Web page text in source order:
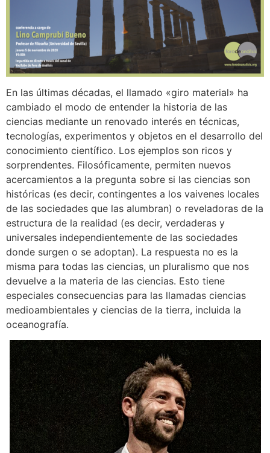
En las últimas décadas, el llamado «giro material» ha
cambiado el modo de entender la historia de las
ciencias mediante un renovado interés en técnicas,
tecnologías, experimentos y objetos en el desarrollo del
conocimiento científico. Los ejemplos son ricos y
sorprendentes. Filosóficamente, permiten nuevos
acercamientos a la pregunta sobre si las ciencias son
históricas (es decir, contingentes a los vaivenes locales
de las sociedades que las alumbran) o reveladoras de la
estructura de la realidad (es decir, verdaderas y
universales independientemente de las sociedades
donde surgen o se adoptan). La respuesta no es la
misma para todas las ciencias, un pluralismo que nos
devuelve a la materia de las ciencias. Esto tiene
especiales consecuencias para las llamadas ciencias
medioambientales y ciencias de la tierra, incluida la
oceanografía.